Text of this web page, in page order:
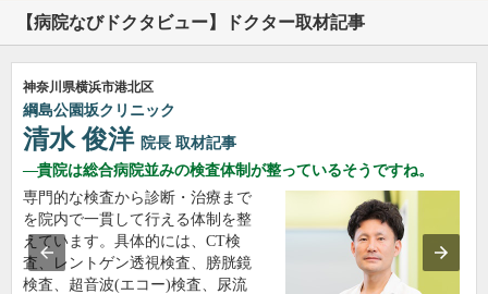
【病院なびドクタビュー】ドクター取材記事
神奈川県横浜市港北区
綱島公園坂クリニック
清水 俊洋 院長 取材記事
貴院は総合病院並みの検査体制が整っているそうですね。
専門的な検査から診断・治療まで
を院内で一貫して行える体制を整
えています。具体的には、CT検
査、レントゲン透視検査、膀胱鏡
検査、超音波(エコー)検査、尿流